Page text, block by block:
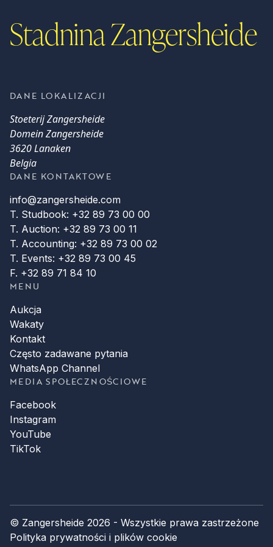
Stadnina Zangersheide
DANE LOKALIZACJI
Stoeterij Zangersheide
Domein Zangersheide
3620 Lanaken
Belgia
DANE KONTAKTOWE
info@zangersheide.com
T. Studbook: +32 89 73 00 00
T. Auction: +32 89 73 00 11
T. Accounting: +32 89 73 00 02
T. Events: +32 89 73 00 45
F. +32 89 71 84 10
MENU
Aukcja
Wakaty
Kontakt
Często zadawane pytania
WhatsApp Channel
MEDIA SPOŁECZNOŚCIOWE
Facebook
Instagram
YouTube
TikTok
© Zangersheide 2026 - Wszystkie prawa zastrzeżone
Polityka prywatności i plików cookie